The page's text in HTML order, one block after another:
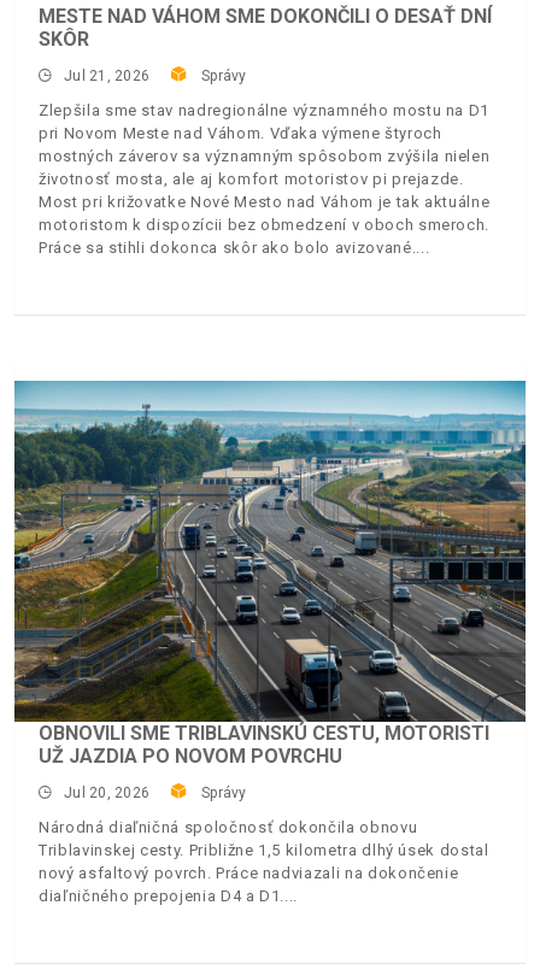
MESTE NAD VÁHOM SME DOKONČILI O DESAŤ DNÍ
SKÔR
Jul 21, 2026 Správy
Zlepšila sme stav nadregionálne významného mostu na D1
pri Novom Meste nad Váhom. Vďaka výmene štyroch
mostných záverov sa významným spôsobom zvýšila nielen
životnosť mosta, ale aj komfort motoristov pi prejazde.
Most pri križovatke Nové Mesto nad Váhom je tak aktuálne
motoristom k dispozícii bez obmedzení v oboch smeroch.
Práce sa stihli dokonca skôr ako bolo avizované.
OBNOVILI SME TRIBLAVINSKÚ CESTU, MOTORISTI
UŽ JAZDIA PO NOVOM POVRCHU
Jul 20, 2026 Správy
Národná diaľničná spoločnosť dokončila obnovu
Triblavinskej cesty. Približne 1,5 kilometra dlhý úsek dostal
nový asfaltový povrch. Práce nadviazali na dokončenie
diaľničného prepojenia D4 a D1.